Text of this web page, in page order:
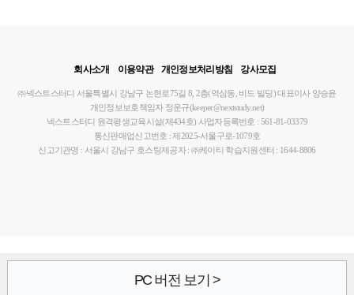
회사소개 이용약관 개인정보처리방침 강사모집
㈜넥스트스터디 서울특별시 강남구 논현로75길 8, 2층(역삼동, 비드 빌딩)대표이사 양승윤
개인정보보호책임자 정운규(keeper@nextstudy.net)
넥스트스터디 원격평생교육시설(제434호) 사업자등록번호 : 561-81-03379
통신판매업신고번호 : 제2025-서울구로-1079호
신고기관명 : 서울시 강남구 호스팅제공자 : ㈜케이티 학습지원센터 : 1644-8806
PC 버전 보기 >